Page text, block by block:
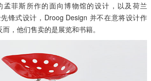
孟菲斯所作的面向博物馆的设计，以及荷兰
锋式设计，Droog Design 并不在意将设计作
，他们售卖的是展览和书籍。